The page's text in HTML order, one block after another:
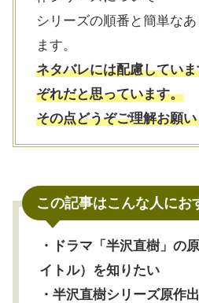
シリーズの順番と簡単な
ます。
ネタバレには配慮してい
ぞれだと思っています。
その点どうぞご理解お願
この記事はこんな人にお
・ドラマ「半沢直樹」の
イトル）を知りたい
・半沢直樹シリーズ原作